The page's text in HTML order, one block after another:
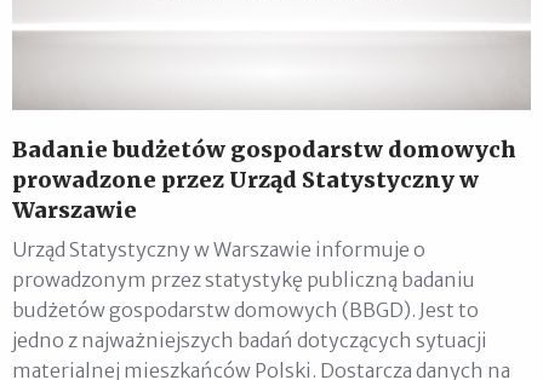
Badanie budżetów gospodarstw domowych
prowadzone przez Urząd Statystyczny w
Warszawie
Urząd Statystyczny w Warszawie informuje o
prowadzonym przez statystykę publiczną badaniu
budżetów gospodarstw domowych (BBGD). Jest to
jedno z najważniejszych badań dotyczących sytuacji
materialnej mieszkańców Polski. Dostarcza danych na